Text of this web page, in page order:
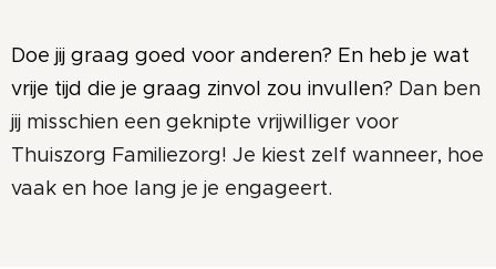
Doe jij graag goed voor anderen? En heb je wat
vrije tijd die je graag zinvol zou invullen? Dan ben
jij misschien een geknipte vrijwilliger voor
Thuiszorg Familiezorg! Je kiest zelf wanneer, hoe
vaak en hoe lang je je engageert.